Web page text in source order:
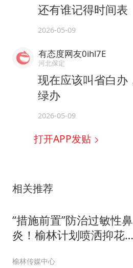
还有谁记得时间表
2026-05-09
有态度网友0ihl7E
河北保定
现在应该叫省白办
绿办
2026-05-09
打开APP发贴
相关推荐
“措施前置”防治过敏性鼻
炎！榆林计划喷洒抑花剂
榆林传媒中心